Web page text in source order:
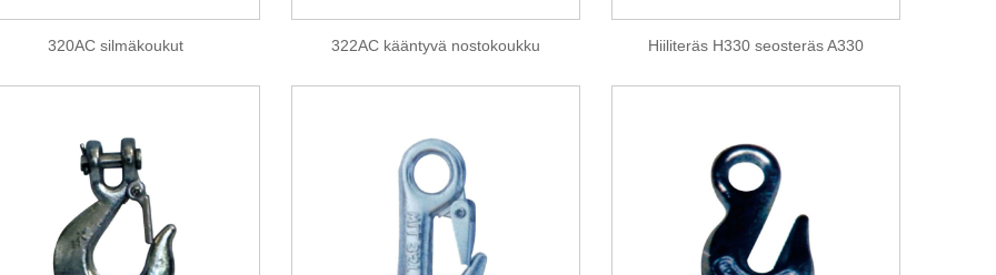
320AC silmäkoukut 322AC kääntyvä nostokoukku Hiiliteräs H330 seosteräs A330